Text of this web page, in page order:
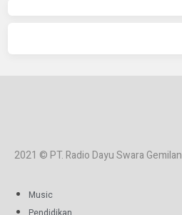
2021 © PT. Radio Dayu Swara
Music